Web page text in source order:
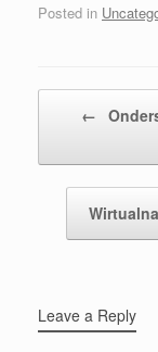
Posted in
←
Leave a Reply